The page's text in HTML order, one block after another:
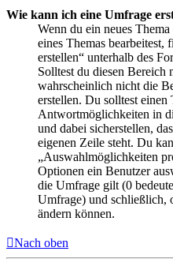
Wie kann ich eine Umfrage
Wenn du ein neues
eines Themas bearbeitest,
erstellen“ unterhalb des
Solltest du diesen Bereich
wahrscheinlich nicht die
erstellen. Du solltest
Antwortmöglichkeiten in
und dabei sicherstellen,
eigenen Zeile steht. Du
„Auswahlmöglichkeiten
Optionen ein Benutzer
die Umfrage gilt (0
Umfrage) und schließlich,
ändern können.
Nach oben